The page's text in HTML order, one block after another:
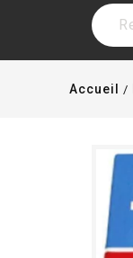
Accueil